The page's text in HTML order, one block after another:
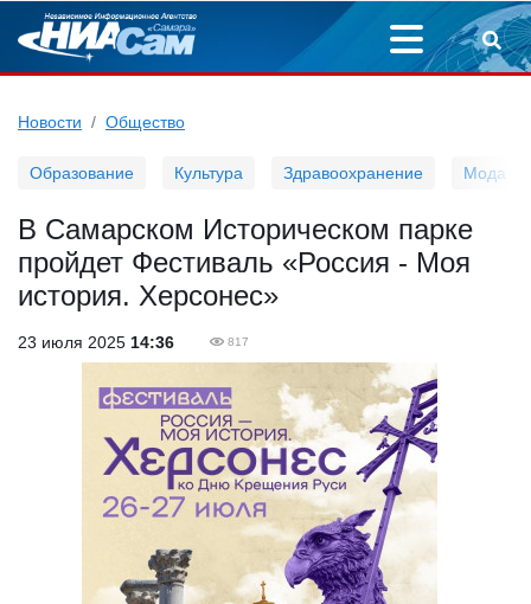
Новости Общество
Образование Культура Здравоохранение Мода
В Самарском Историческом парке
пройдет Фестиваль «Россия - Моя
история. Херсонес»
23 июля 2025 14:36 817